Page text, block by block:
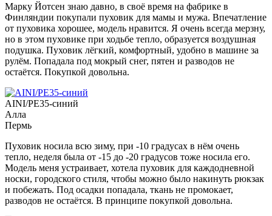
Марку Йотсен знаю давно, в своё время на фабрике в
Финляндии покупали пуховик для мамы и мужа. Впечатление
от пуховика хорошее, модель нравится. Я очень всегда мерзну,
но в этом пуховике при ходьбе тепло, образуется воздушная
подушка. Пуховик лёгкий, комфортный, удобно в машине за
рулём. Попадала под мокрый снег, пятен и разводов не
остаётся. Покупкой довольна.
AINI/PE35-синий
Алла
Пермь
Пуховик носила всю зиму, при -10 градусах в нём очень
тепло, неделя была от -15 до -20 градусов тоже носила его.
Модель меня устраивает, хотела пуховик для каждодневной
носки, городского стиля, чтобы можно было накинуть рюкзак
и побежать. Под осадки попадала, ткань не промокает,
разводов не остаётся. В принципе покупкой довольна.